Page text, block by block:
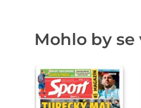
Mohlo by